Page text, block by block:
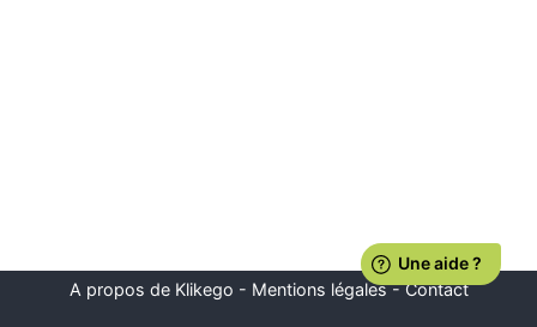
A propos de Klikego - Mentions légales-Contact